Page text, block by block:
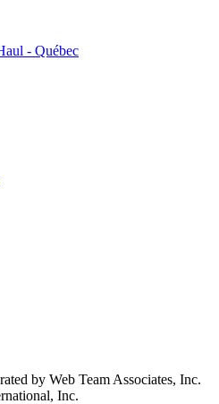
- Québec
by Web Team Associates, Inc.
Inc.